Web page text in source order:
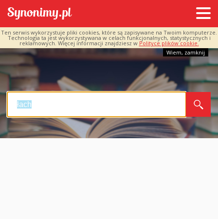
Ten serwis wykorzystuje pliki cookies, które są zapisywane na Twoim komputerze.
Technologia ta jest wykorzystywana w celach funkcjonalnych, statystycznych i
reklamowych. Więcej informacji znajdziesz w Polityce plików cookie.
Wiem, zamknij